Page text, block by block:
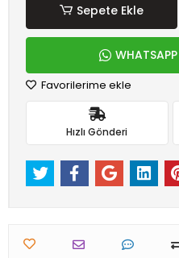
Sepete Ekle
WHATSAPP
Favorilerime ekle
Hızlı Gönderi